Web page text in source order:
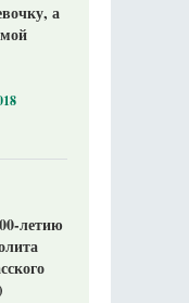
а
летию